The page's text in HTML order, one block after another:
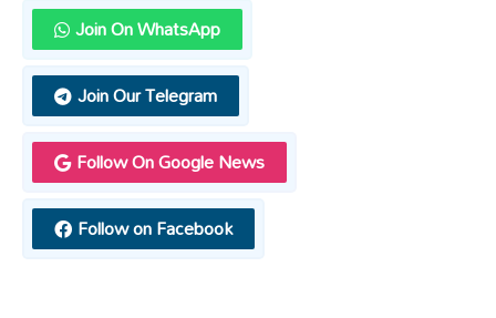
Join On WhatsApp
Join Our Telegram
Follow On Google News
Follow on Facebook